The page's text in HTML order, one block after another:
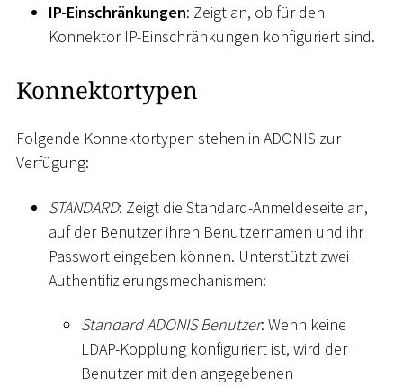
IP-Einschränkungen: Zeigt an, ob für den
Konnektor IP-Einschränkungen konfiguriert sind.
Konnektortypen
Folgende Konnektortypen stehen in ADONIS zur
Verfügung:
STANDARD: Zeigt die Standard-Anmeldeseite an,
auf der Benutzer ihren Benutzernamen und ihr
Passwort eingeben können. Unterstützt zwei
Authentifizierungsmechanismen:
Standard ADONIS Benutzer: Wenn keine
LDAP-Kopplung konfiguriert ist, wird der
Benutzer mit den angegebenen